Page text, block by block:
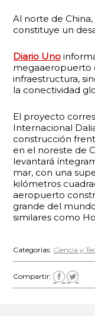
Al norte de
constituye un
Diario Uno
megaaeropuerto
infraestructura,
la conectividad
El proyecto
Internacional
construcción
en el noreste de
levantará
mar, con una
kilómetros
aeropuerto
grande del
similares como
Categorías: Ciencia y
Compartir: